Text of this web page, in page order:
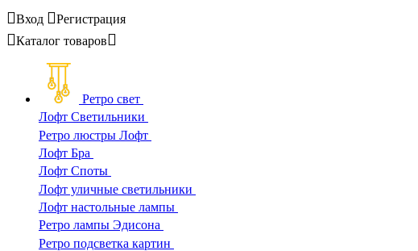
Вход
Регистрация
Каталог товаров
Ретро свет
Лофт Светильники
Ретро люстры Лофт
Лофт Бра
Лофт Споты
Лофт уличные светильники
Лофт настольные лампы
Ретро лампы Эдисона
Ретро подсветка картин